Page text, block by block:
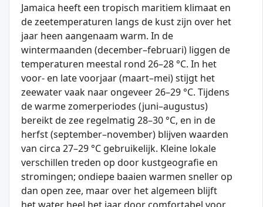
Jamaica heeft een tropisch maritiem klimaat en
de zeetemperaturen langs de kust zijn over het
jaar heen aangenaam warm. In de
wintermaanden (december–februari) liggen de
temperaturen meestal rond 26–28 °C. In het
voor- en late voorjaar (maart–mei) stijgt het
zeewater vaak naar ongeveer 26–29 °C. Tijdens
de warme zomerperiodes (juni–augustus)
bereikt de zee regelmatig 28–30 °C, en in de
herfst (september–november) blijven waarden
van circa 27–29 °C gebruikelijk. Kleine lokale
verschillen treden op door kustgeografie en
stromingen; ondiepe baaien warmen sneller op
dan open zee, maar over het algemeen blijft